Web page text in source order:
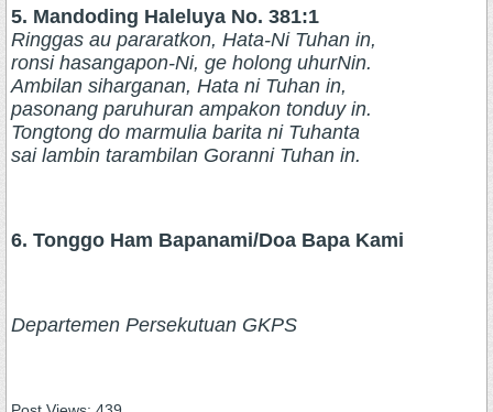
5. Mandoding Haleluya No. 381:1
Ringgas au pararatkon, Hata-Ni Tuhan in,
ronsi hasangapon-Ni, ge holong uhurNin.
Ambilan siharganan, Hata ni Tuhan in,
pasonang paruhuran ampakon tonduy in.
Tongtong do marmulia barita ni Tuhanta
sai lambin tarambilan Goranni Tuhan in.
6. Tonggo Ham Bapanami/Doa Bapa Kami
Departemen Persekutuan GKPS